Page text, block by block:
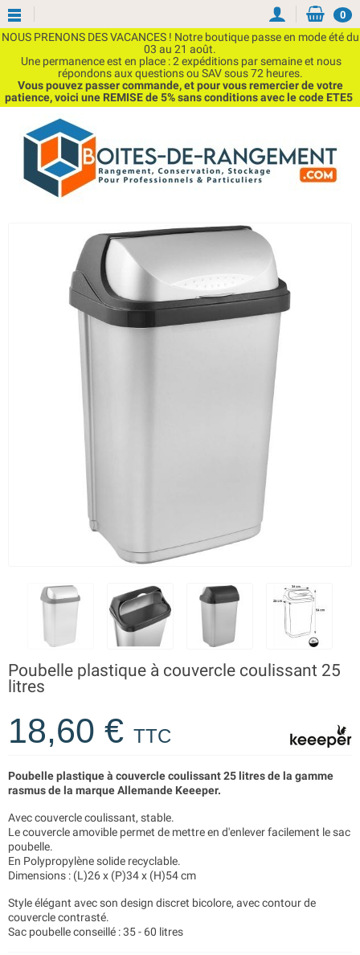
NOUS PRENONS DES VACANCES ! Notre boutique passe en mode été du
03 au 21 août.
Une permanence est en place : 2 expéditions par semaine et nous
répondons aux questions ou SAV sous 72 heures.
Vous pouvez passer commande, et pour vous remercier de votre
patience, voici une REMISE de 5% sans conditions avec le code ETE5
0
Poubelle plastique à couvercle coulissant 25
litres
18,60 € TTC
Poubelle plastique à couvercle coulissant 25 litres de la gamme
rasmus de la marque Allemande Keeeper.
Avec couvercle coulissant, stable.
Le couvercle amovible permet de mettre en d'enlever facilement le sac
poubelle.
En Polypropylène solide recyclable.
Dimensions : (L)26 x (P)34 x (H)54 cm
Style élégant avec son design discret bicolore, avec contour de
couvercle contrasté.
Sac poubelle conseillé : 35 - 60 litres